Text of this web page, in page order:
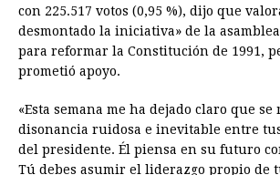
con 225.517 votos (0,95 %), dijo que
desmontado la iniciativa» de la
para reformar la Constitución de 1991,
prometió apoyo.
«Esta semana me ha dejado claro que
disonancia ruidosa e inevitable entre
del presidente. Él piensa en su futuro
Tú debes asumir el liderazgo propio de